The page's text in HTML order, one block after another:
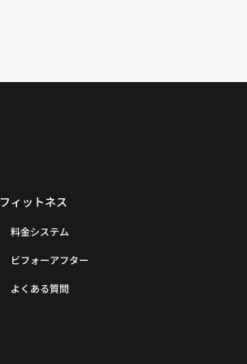
フィットネス
料金システム
ビフォーアフター
よくある質問